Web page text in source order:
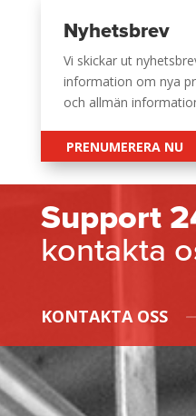
Nyhetsbrev
Vi skickar ut
information om nya
och allmän
PRENUMERERA NU
Support
kontakta
KONTAKTA OSS